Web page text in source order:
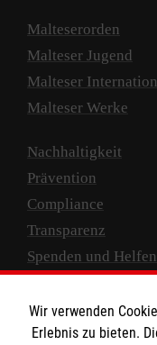
Malteserorden
Malteser Jugend
Malteser
Malteser Werke
Nachhaltigkeit
Prävention
Compliance
Transparenz
Spenden und Helfen
Empfänger:
Wir verwenden
Erlebnis zu bieten.